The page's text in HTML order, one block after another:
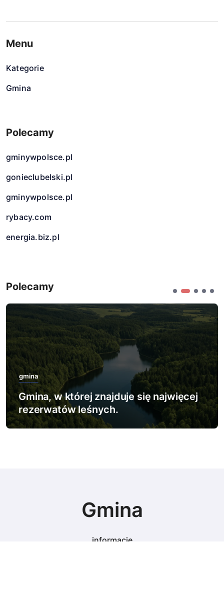
Menu
Kategorie
Gmina
Polecamy
gminywpolsce.pl
gonieclubelski.pl
gminywpolsce.pl
rybacy.com
energia.biz.pl
Polecamy
gmina
Gmina, w której znajduje się najwięcej
rezerwatów leśnych.
Gmina
informacje